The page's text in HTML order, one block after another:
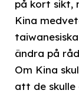
på kort sikt,
Kina
ändra på
Om Kina
att de skulle